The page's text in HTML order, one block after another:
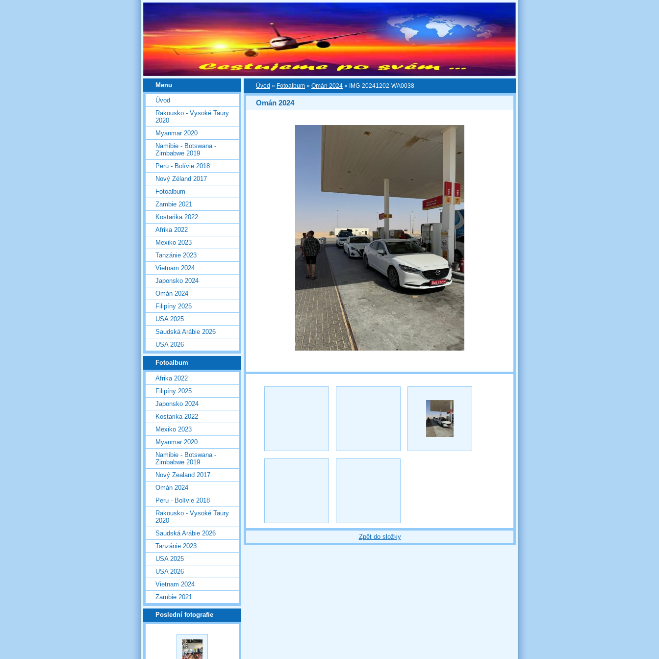
Úvod » Fotoalbum » Omán 2024 » IMG-20241202-WA0038
Omán 2024
Zpět do složky
Menu
Úvod
Rakousko - Vysoké Taury
2020
Myanmar 2020
Namibie - Botswana -
Zimbabwe 2019
Peru - Bolívie 2018
Nový Zéland 2017
Fotoalbum
Zambie 2021
Kostarika 2022
Afrika 2022
Mexiko 2023
Tanzánie 2023
Vietnam 2024
Japonsko 2024
Omán 2024
Filipíny 2025
USA 2025
Saudská Arábie 2026
USA 2026
Fotoalbum
Afrika 2022
Filipíny 2025
Japonsko 2024
Kostarika 2022
Mexiko 2023
Myanmar 2020
Namibie - Botswana -
Zimbabwe 2019
Nový Zealand 2017
Omán 2024
Peru - Bolívie 2018
Rakousko - Vysoké Taury
2020
Saudská Arábie 2026
Tanzánie 2023
USA 2025
USA 2026
Vietnam 2024
Zambie 2021
Poslední fotografie